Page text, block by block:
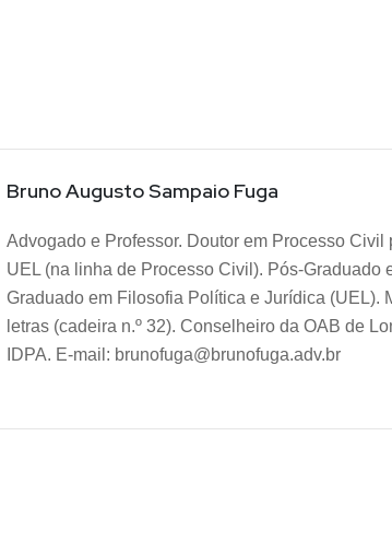
Bruno Augusto Sampaio Fuga
Advogado e Professor. Doutor em Processo
UEL (na linha de Processo Civil). Pós-Graduado
Graduado em Filosofia Política e Jurídica (UEL).
letras (cadeira n.º 32). Conselheiro da OAB de
IDPA. E-mail: brunofuga@brunofuga.adv.br